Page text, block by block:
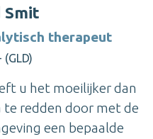
Smit
therapeut
u het moeilijker dan
te redden door met de
een bepaalde